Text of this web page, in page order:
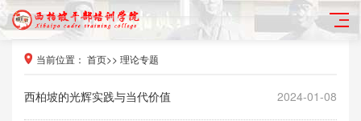
当前位置： 首页>> 理论专题
2024-01-08
西柏坡的光辉实践与当代价值